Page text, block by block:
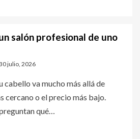
salón profesional de uno
julio, 2026
cabello va mucho más allá de
cercano o el precio más bajo.
qué…